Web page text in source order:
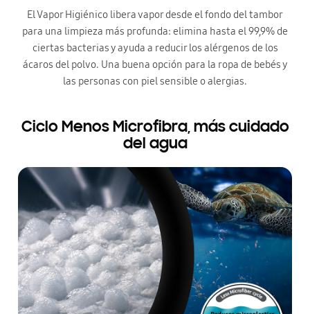
El Vapor Higiénico libera vapor desde el fondo del tambor
para una limpieza más profunda: elimina hasta el 99,9% de
ciertas bacterias y ayuda a reducir los alérgenos de los
ácaros del polvo. Una buena opción para la ropa de bebés y
las personas con piel sensible o alergias.
Ciclo Menos Microfibra, más cuidado
del agua